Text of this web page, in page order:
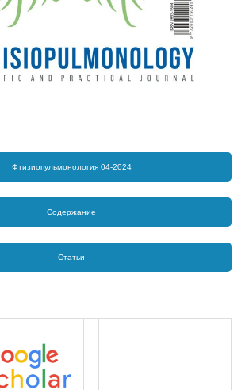
Фтизиопульмонология 04-2024
Содержание
Статьи